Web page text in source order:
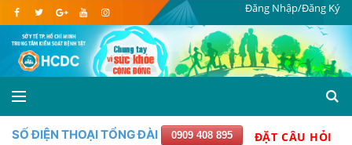
Đăng Nhập/Đăng Ký
SỐ ĐIỆN THOẠI TỔNG ĐÀI 0909 408 895 ĐẶT CÂU HỎI